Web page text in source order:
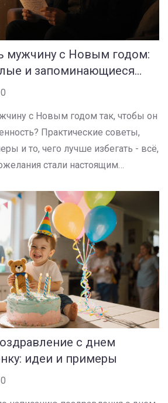
мужчину с Новым годом:
и запоминающиеся
0
с Новым годом так, чтобы он
Практические советы,
и то, чего лучше избегать - всё,
стали настоящим
с днем
идеи и примеры
0